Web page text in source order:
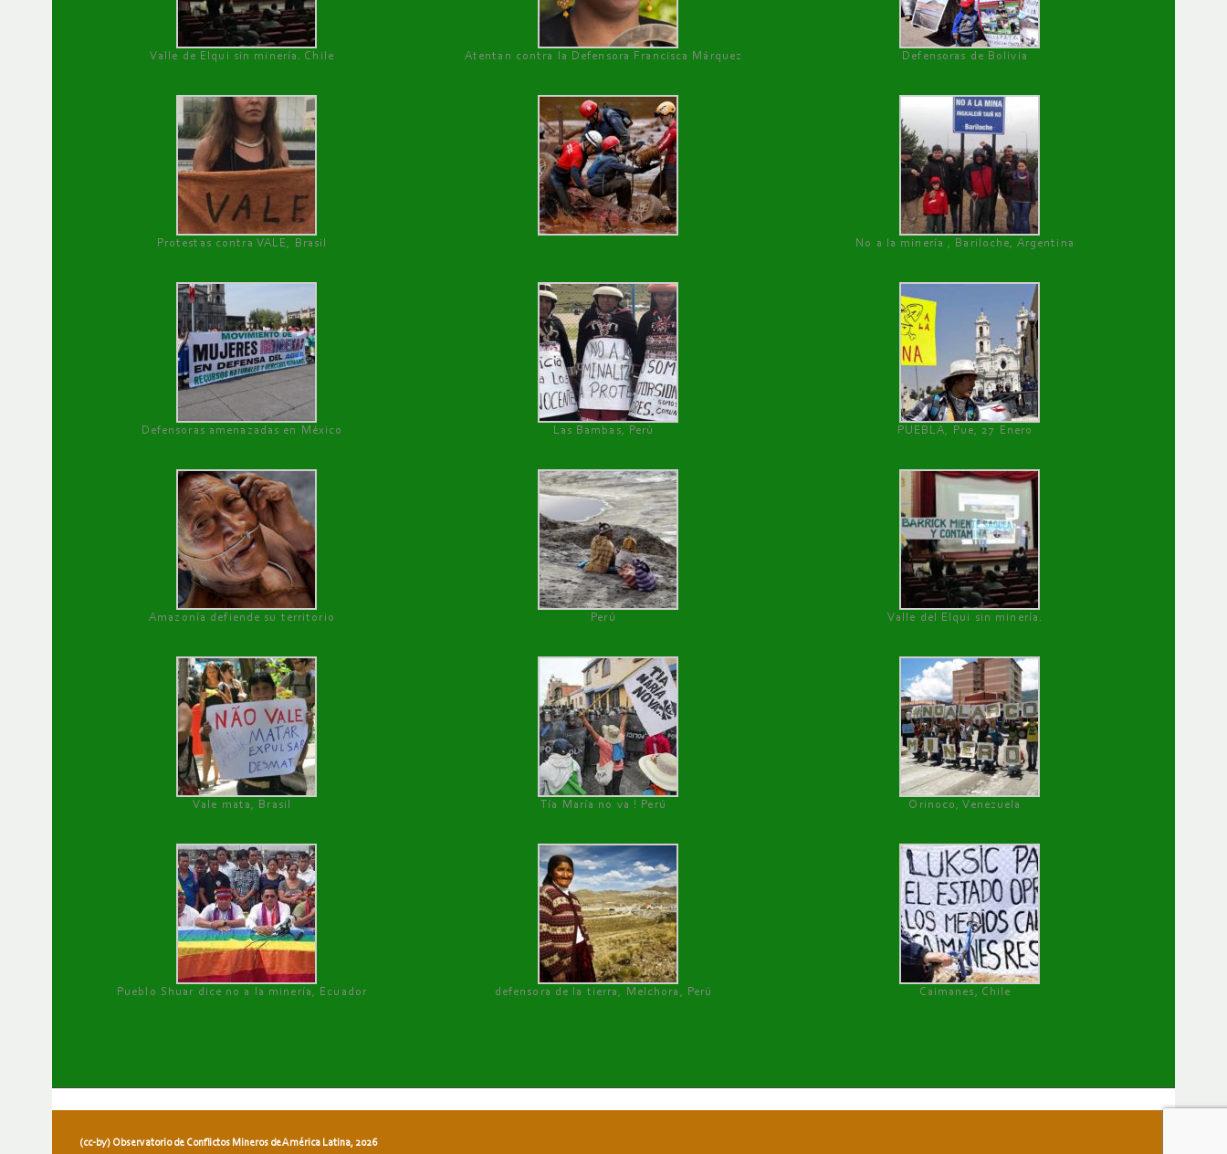
Valle de Elqui sin minería. Chile Atentan contra la Defensora Francisca Márquez Defensoras de Bolivia
Protestas contra VALE, Brasil No a la minería , Bariloche, Argentina
Defensoras amenazadas en México Las Bambas, Perú PUEBLA, Pue, 27 Enero
Amazonía defiende su territorio Perú Valle del Elqui sin minería.
Vale mata, Brasil Tía María no va ! Perú Orinoco, Venezuela
Pueblo Shuar dice no a la minería, Ecuador defensora de la tierra, Melchora, Perú Caimanes, Chile
(cc-by) Observatorio de Conflictos Mineros de América Latina, 2026